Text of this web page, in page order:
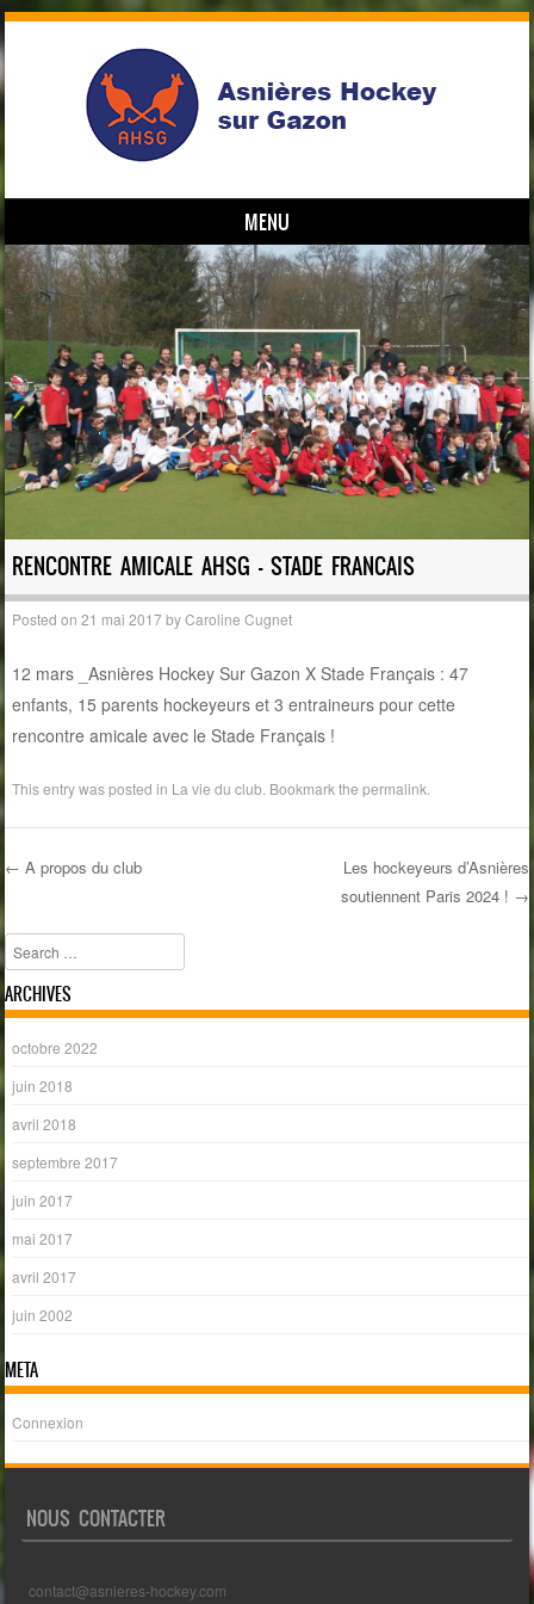
MENU
Skip to content
RENCONTRE AMICALE AHSG – STADE FRANCAIS
Posted on21 mai 2017byCaroline Cugnet
12 mars _Asnières Hockey Sur Gazon X Stade Français : 47
enfants, 15 parents hockeyeurs et 3 entraineurs pour cette
rencontre amicale avec le Stade Français !
This entry was posted in La vie du club . Bookmark thepermalink
← A propos du club
Les hockeyeurs d’Asnières
soutiennent Paris 2024 ! →
Search
ARCHIVES
octobre 2022
juin 2018
avril 2018
septembre 2017
juin 2017
mai 2017
avril 2017
juin 2002
META
Connexion
NOUS CONTACTER
contact@asnieres-hockey.com